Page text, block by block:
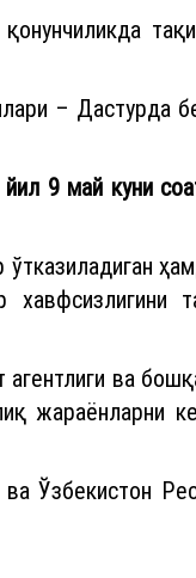
– Дастурда
9 май куни
агентлиги ва
жараёнларни
Ўзбекистон